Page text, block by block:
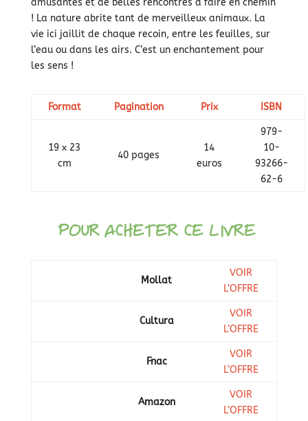
! La nature abrite tant de merveilleux animaux. La
vie ici jaillit de chaque recoin, entre les feuilles, sur
l’eau ou dans les airs. C’est un enchantement pour
les sens !
Format Pagination Prix ISBN
19 x 23
cm
40 pages
14
euros
979-
10-
93266-
62-6
POUR ACHETER CE LIVRE
Mollat
VOIR
L’OFFRE
Cultura
VOIR
L’OFFRE
Fnac
VOIR
L’OFFRE
Amazon
VOIR
L’OFFRE